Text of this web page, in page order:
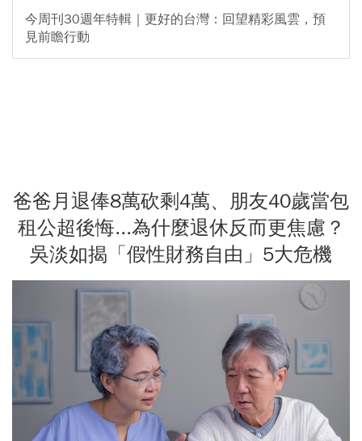
今周刊30週年特輯｜更好的台灣：回望精彩風雲，預
見前瞻行動
爸爸月退俸8萬砍剩4萬、朋友40歲當包
租公超後悔...為什麼退休反而更焦慮？
吳淡如揭「假性財務自由」5大危機